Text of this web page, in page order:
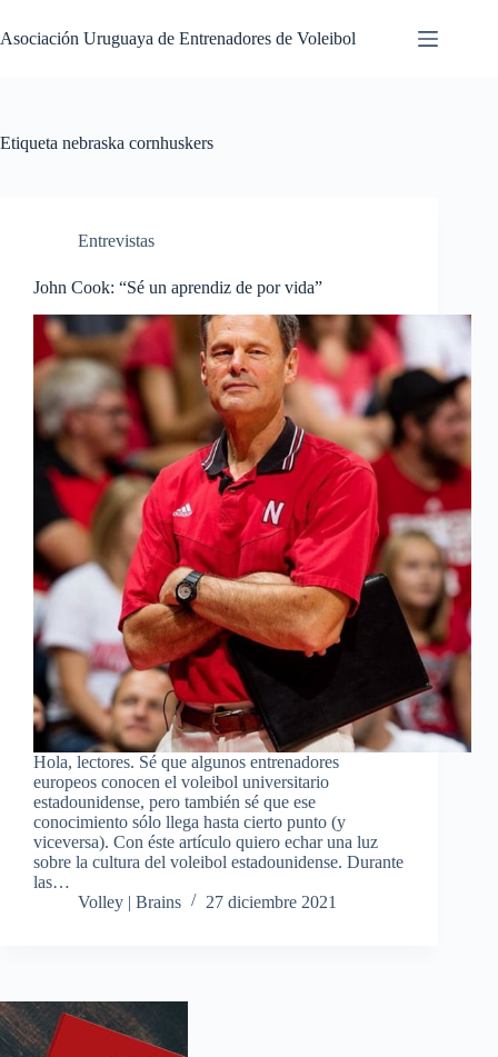
al
contenido
Asociación Uruguaya de Entrenadores de Voleibol
Etiqueta nebraska cornhuskers
Entrevistas
John Cook: “Sé un aprendiz de por vida”
Hola, lectores. Sé que algunos entrenadores
europeos conocen el voleibol universitario
estadounidense, pero también sé que ese
conocimiento sólo llega hasta cierto punto (y
viceversa). Con éste artículo quiero echar una luz
sobre la cultura del voleibol estadounidense. Durante
las…
Volley | Brains
27 diciembre 2021